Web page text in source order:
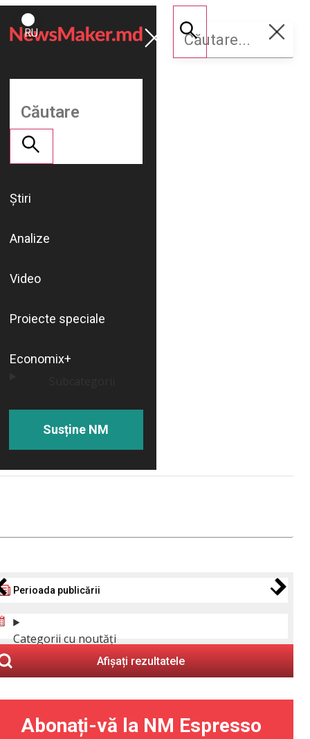
ROMÂNĂ
RU
Susține
NM
Știri
Analize
Video
Proiecte speciale
Economix+
Susține NM
Perioada publicării
Categorii cu noutăți
Afișați rezultatele
Abonați-vă la NM Espresso